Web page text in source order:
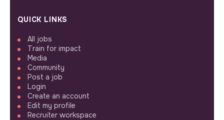
QUICK LINKS
All jobs
Train for impact
Media
Community
Post a job
Login
Create an account
Edit my profile
Recruiter workspace